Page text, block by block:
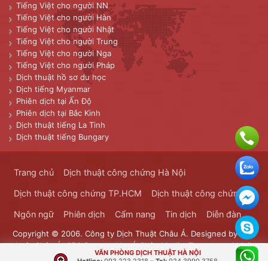
Tiếng Việt cho người NN
Tiếng Việt cho người Hàn
Tiếng Việt cho người Nhật
Tiếng Việt cho người Trung
Tiếng Việt cho người Nga
Tiếng Việt cho người Pháp
Dịch thuật hồ sơ du học
Dịch tiếng Myanmar
Phiên dịch tại Ấn Độ
Phiên dịch tại Bắc Kinh
Dịch thuật tiếng La Tinh
Dịch thuật tiếng Bungary
Trang chủ Dịch thuật công chứng Hà Nội
Dịch thuật công chứng TP.HCM Dịch thuật công chứng
Ngôn ngữ Phiên dịch Cẩm nang Tin dịch Diễn đàn
Copyright © 2006. Công ty Dịch Thuật Châu Á. Designed byDịch
thuật Châu Á. SEO Powered byÁ Châu Media. Transported Mails
Bưu Chính Đông Dương
VĂN PHÒNG DỊCH THUẬT HÀ NỘI